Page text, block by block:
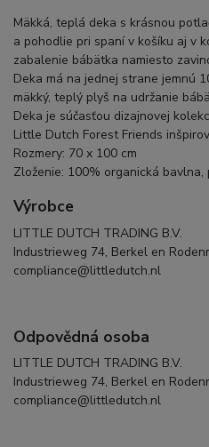
Mäkká, teplá deka s krásnou
a pohodlie pri spaní v košíku aj v
zabalenie bábätka namiesto
Deka má na jednej strane jemnú
mäkký, teplý plyš na udržanie
Deka je súčasťou dizajnovej
Little Dutch Forest Friends
Rozmery: 70 x 100 cm
Zloženie: 100% organická
Výrobce
LITTLE DUTCH TRADING B.V.
Industrieweg 74, Berkel en
compliance@littledutch.nl
Odpovědná osoba
LITTLE DUTCH TRADING B.V.
Industrieweg 74, Berkel en
compliance@littledutch.nl